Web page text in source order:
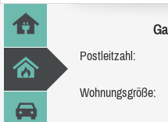
Postleitzahl:
Wohnungsgröße: